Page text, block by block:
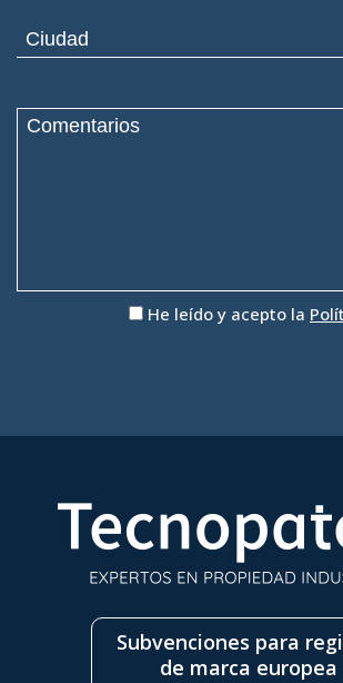
He leído y acepto la
Subvenciones para
de marca europea